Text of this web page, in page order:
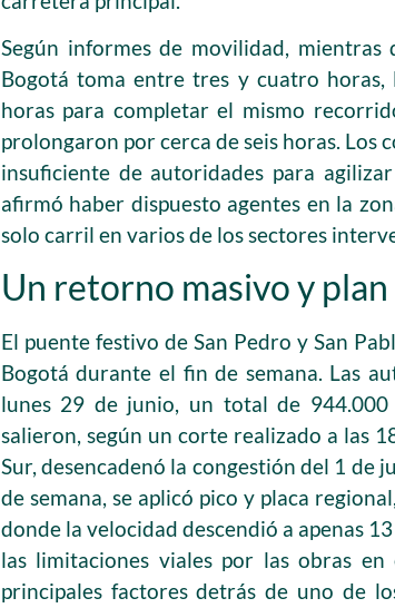
Según informes de movilidad,
Bogotá toma entre tres y cuatro
horas para completar el mismo
prolongaron por cerca de seis horas.
insuficiente de autoridades para
afirmó haber dispuesto agentes en la
solo carril en varios de los sectores
Un retorno masivo y
El puente festivo de San Pedro y San
Bogotá durante el fin de semana. Las
lunes 29 de junio, un total de
salieron, según un corte realizado a las
Sur, desencadenó la congestión del 1 de
de semana, se aplicó pico y placa
donde la velocidad descendió a apenas
las limitaciones viales por las obras
principales factores detrás de uno de